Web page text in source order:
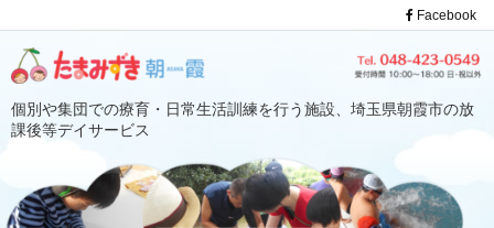
個別や集団での療育・日常生活訓練を行う施設、埼玉県朝霞市の放
課後等デイサービス
Facebook